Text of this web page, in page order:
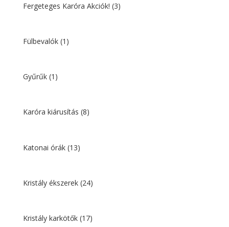
Fergeteges Karóra Akciók! (3)
Fülbevalók (1)
Gyűrűk (1)
Karóra kiárusítás (8)
Katonai órák (13)
Kristály ékszerek (24)
Kristály karkötők (17)